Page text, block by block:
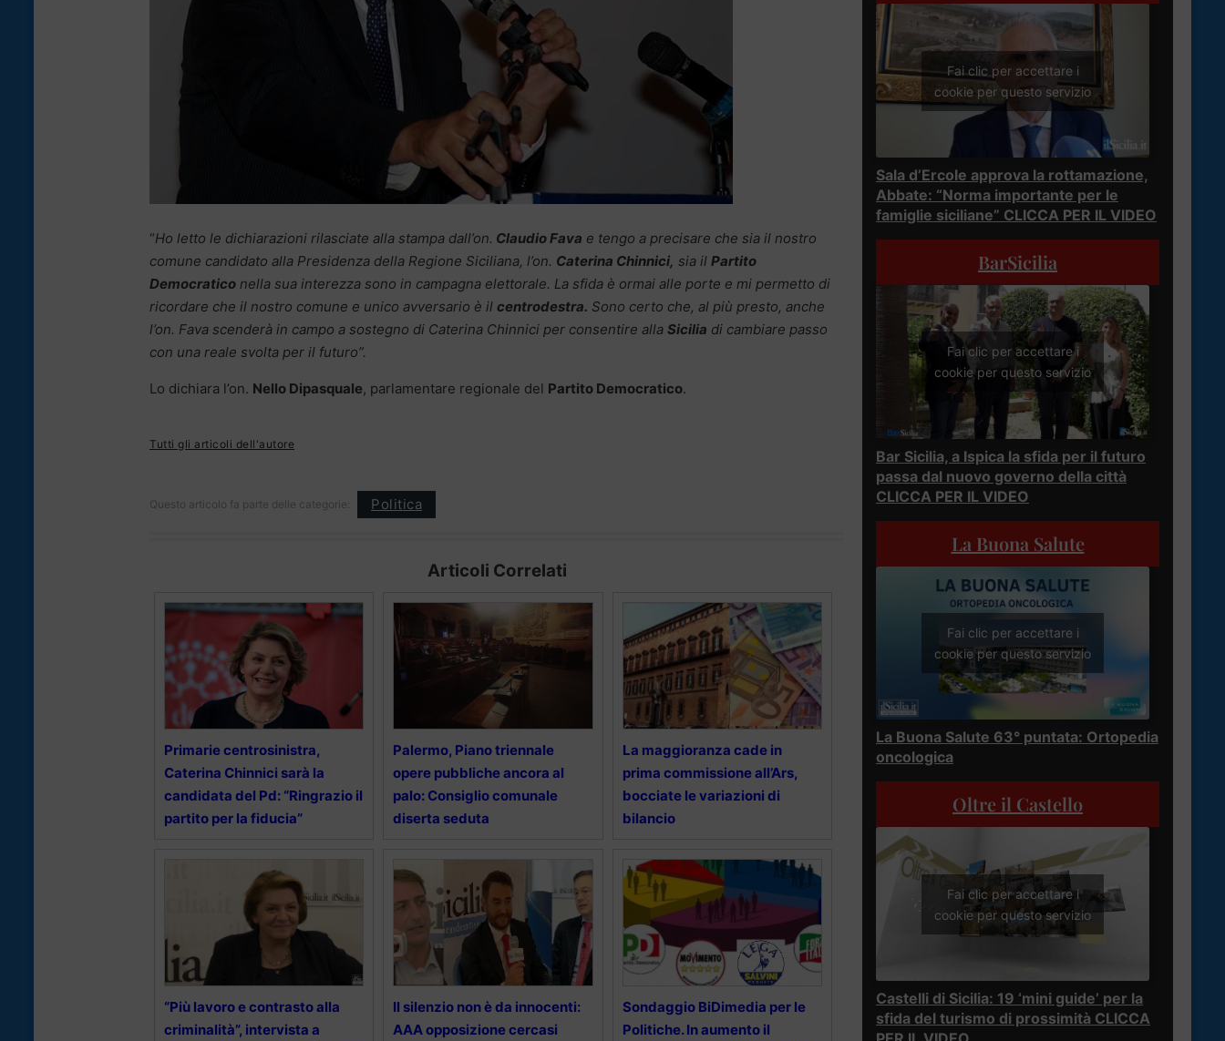
“Ho letto le dichiarazioni rilasciate alla stampa dall’on. Claudio Fava e tengo a precisare che sia il nostro
comune candidato alla Presidenza della Regione Siciliana, l’on. Caterina Chinnici, sia il Partito
Democratico nella sua interezza sono in campagna elettorale. La sfida è ormai alle porte e mi permetto di
ricordare che il nostro comune e unico avversario è il centrodestra. Sono certo che, al più presto, anche
l’on. Fava scenderà in campo a sostegno di Caterina Chinnici per consentire alla Sicilia di cambiare passo
con una reale svolta per il futuro”.
Lo dichiara l’on. Nello Dipasquale, parlamentare regionale del Partito Democratico.
Tutti gli articoli dell'autore
Questo articolo fa parte delle categorie: Politica
Articoli Correlati
Primarie centrosinistra,
Caterina Chinnici sarà la
candidata del Pd: “Ringrazio il
partito per la fiducia”
Palermo, Piano triennale
opere pubbliche ancora al
palo: Consiglio comunale
diserta seduta
La maggioranza cade in
prima commissione all’Ars,
bocciate le variazioni di
bilancio
“Più lavoro e contrasto alla
criminalità”, intervista a
Il silenzio non è da innocenti:
AAA opposizione cercasi
Sondaggio BiDimedia per le
Politiche. In aumento il
Fai clic per accettare i
cookie per questo servizio
Sala d’Ercole approva la rottamazione,
Abbate: “Norma importante per le
famiglie siciliane” CLICCA PER IL VIDEO
BarSicilia
Fai clic per accettare i
cookie per questo servizio
Bar Sicilia, a Ispica la sfida per il futuro
passa dal nuovo governo della città
CLICCA PER IL VIDEO
La Buona Salute
Fai clic per accettare i
cookie per questo servizio
La Buona Salute 63° puntata: Ortopedia
oncologica
Oltre il Castello
Fai clic per accettare i
cookie per questo servizio
Castelli di Sicilia: 19 ‘mini guide’ per la
sfida del turismo di prossimità CLICCA